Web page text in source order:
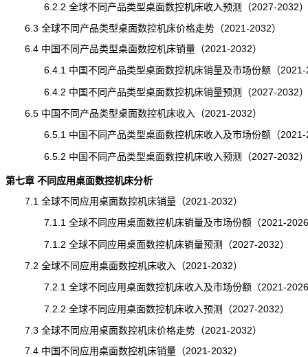
6.2.2 全球不同产品类型桌面数控机床收入预测（2027-2032）
6.3 全球不同产品类型桌面数控机床价格走势（2021-2032）
6.4 中国不同产品类型桌面数控机床销量（2021-2032）
6.4.1 中国不同产品类型桌面数控机床销量及市场份额（2021-
6.4.2 中国不同产品类型桌面数控机床销量预测（2027-2032）
6.5 中国不同产品类型桌面数控机床收入（2021-2032）
6.5.1 中国不同产品类型桌面数控机床收入及市场份额（2021-
6.5.2 中国不同产品类型桌面数控机床收入预测（2027-2032）
第七章 不同应用桌面数控机床分析
7.1 全球不同应用桌面数控机床销量（2021-2032）
7.1.1 全球不同应用桌面数控机床销量及市场份额（2021-
7.1.2 全球不同应用桌面数控机床销量预测（2027-2032）
7.2 全球不同应用桌面数控机床收入（2021-2032）
7.2.1 全球不同应用桌面数控机床收入及市场份额（2021-
7.2.2 全球不同应用桌面数控机床收入预测（2027-2032）
7.3 全球不同应用桌面数控机床价格走势（2021-2032）
7.4 中国不同应用桌面数控机床销量（2021-2032）